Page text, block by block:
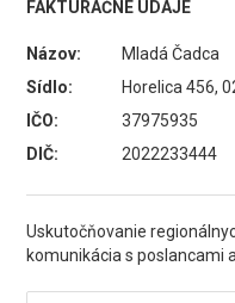
FAKTURAČNÉ ÚDAJE
Názov:
Mladá Čadca
Sídlo:
Horelica 456,
IČO:
37975935
DIČ:
2022233444
Uskutočňovanie
komunikácia s poslancami